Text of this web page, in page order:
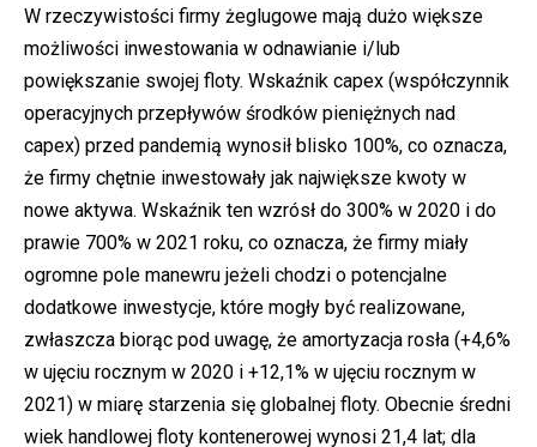
W rzeczywistości firmy żeglugowe mają dużo większe
możliwości inwestowania w odnawianie i/lub
powiększanie swojej floty. Wskaźnik capex (współczynnik
operacyjnych przepływów środków pieniężnych nad
capex) przed pandemią wynosił blisko 100%, co oznacza,
że firmy chętnie inwestowały jak największe kwoty w
nowe aktywa. Wskaźnik ten wzrósł do 300% w 2020 i do
prawie 700% w 2021 roku, co oznacza, że firmy miały
ogromne pole manewru jeżeli chodzi o potencjalne
dodatkowe inwestycje, które mogły być realizowane,
zwłaszcza biorąc pod uwagę, że amortyzacja rosła (+4,6%
w ujęciu rocznym w 2020 i +12,1% w ujęciu rocznym w
2021) w miarę starzenia się globalnej floty. Obecnie średni
wiek handlowej floty kontenerowej wynosi 21,4 lat; dla